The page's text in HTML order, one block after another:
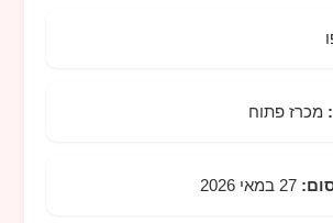
פתוח
27 במאי 2026